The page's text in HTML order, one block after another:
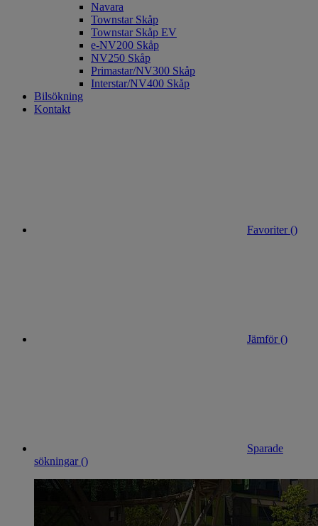
Navara
Townstar Skåp
Townstar Skåp EV
e-NV200 Skåp
NV250 Skåp
Primastar/NV300 Skåp
Interstar/NV400 Skåp
Bilsökning
Kontakt
Favoriter ()
Jämför ()
Sparade
sökningar ()